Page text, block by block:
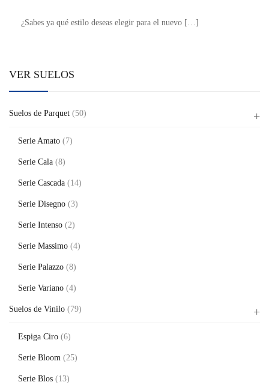
¿Sabes ya qué estilo deseas elegir para el nuevo […]
VER SUELOS
Suelos de Parquet (50)
Serie Amato (7)
Serie Cala (8)
Serie Cascada (14)
Serie Disegno (3)
Serie Intenso (2)
Serie Massimo (4)
Serie Palazzo (8)
Serie Variano (4)
Suelos de Vinilo (79)
Espiga Ciro (6)
Serie Bloom (25)
Serie Blos (13)